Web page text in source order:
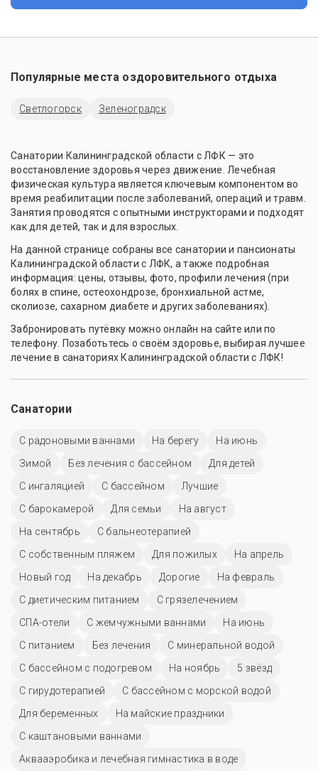
Популярные места оздоровительного отдыха
Светлогорск Зеленоградск
Санатории Калининградской области с ЛФК — это
восстановление здоровья через движение. Лечебная
физическая культура является ключевым компонентом во
время реабилитации после заболеваний, операций и травм.
Занятия проводятся с опытными инструкторами и подходят
как для детей, так и для взрослых.
На данной странице собраны все санатории и пансионаты
Калининградской области с ЛФК, а также подробная
информация: цены, отзывы, фото, профили лечения (при
болях в спине, остеохондрозе, бронхиальной астме,
сколиозе, сахарном диабете и других заболеваниях).
Забронировать путёвку можно онлайн на сайте или по
телефону. Позаботьтесь о своём здоровье, выбирая лучшее
лечение в санаториях Калининградской области с ЛФК!
Санатории
С радоновыми ваннами На берегу
На июнь
Зимой
Без лечения с бассейном
Для детей
С ингаляцией
C бассейном
Лучшие
С барокамерой
Для семьи
На август
На сентябрь
С бальнеотерапией
С собственным пляжем
Для пожилых
На апрель
Новый год
На декабрь Дорогие
На февраль
С диетическим питанием
С грязелечением
СПА-отели
С жемчужными ваннами
На июнь
С питанием
Без лечения
С минеральной водой
С бассейном с подогревом
На ноябрь
5 звёзд
С гирудотерапией
С бассейном с морской водой
Для беременных
На майские праздники
С каштановыми ваннами
Аквааэробика и лечебная гимнастика в воде